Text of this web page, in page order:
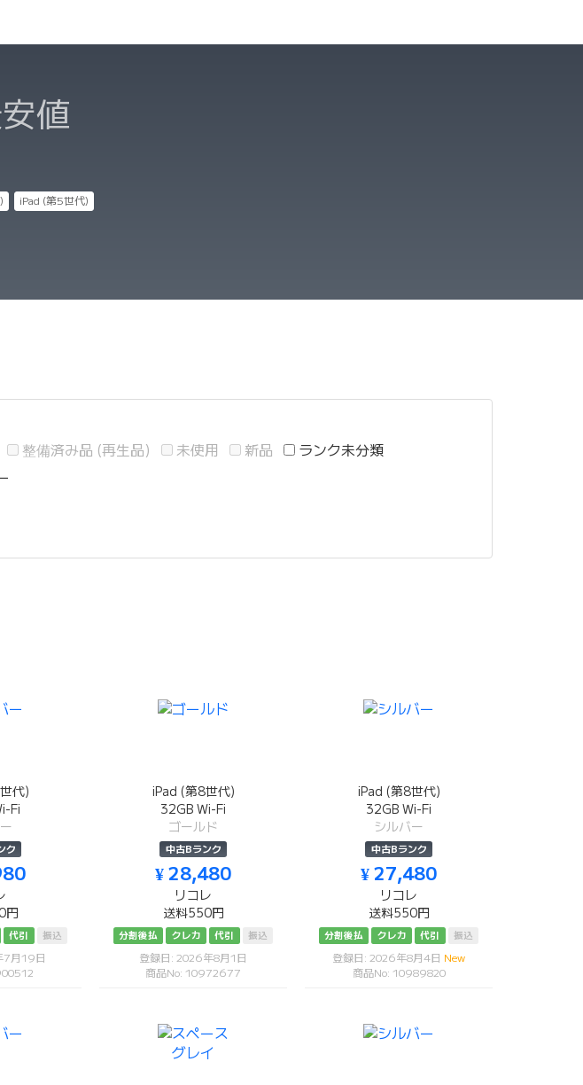
値
iPad (第5世代)
整備済み品 (再生品) 未使用 新品
ランク未分類
代)
Fi
ク
円
代引 振込
7月19日
iPad (第8世代)
32GB Wi-Fi
ゴールド
中古Bランク
¥ 28,480
リコレ
送料550円
分割後払 クレカ 代引 振込
登録日: 2026年8月1日
商品No: 10972677
iPad (第8世代)
32GB Wi-Fi
シルバー
中古Bランク
¥ 27,480
リコレ
送料550円
分割後払 クレカ 代引 振込
登録日: 2026年8月4日 New
商品No: 10989820